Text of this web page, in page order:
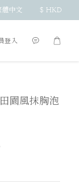
體中文 $ HKD
登入
園風抹胸泡